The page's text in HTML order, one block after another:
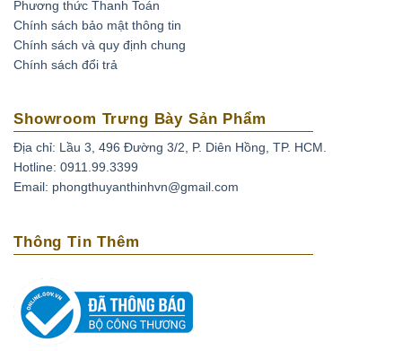
Phương thức Thanh Toán
Chính sách bảo mật thông tin
Chính sách và quy định chung
Chính sách đổi trả
Showroom Trưng Bày Sản Phẩm
Địa chỉ: Lầu 3, 496 Đường 3/2, P. Diên Hồng, TP. HCM.
Hotline: 0911.99.3399
Email: phongthuyanthinhvn@gmail.com
Thông Tin Thêm